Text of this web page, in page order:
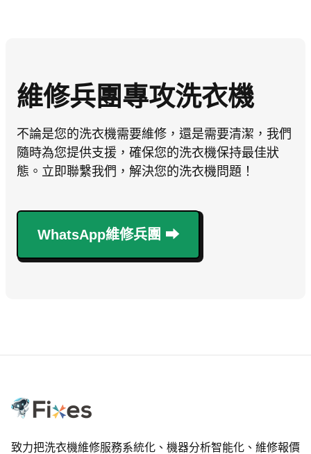
維修兵團專攻洗衣機
不論是您的洗衣機需要維修，還是需要清潔，我們
隨時為您提供支援，確保您的洗衣機保持最佳狀
態。立即聯繫我們，解決您的洗衣機問題！
WhatsApp維修兵團 ⮕
致力把洗衣機維修服務系統化、機器分析智能化、維修報價